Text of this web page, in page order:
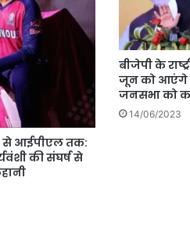
से आईपीएल तक:
की संघर्ष से
बीजेपी के
जून को आएंगे
जनसभा को
14/06/2023